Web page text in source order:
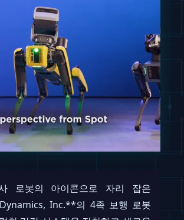
로봇의 아이콘으로 자리 잡은
Inc.**의 4족 보행 로봇